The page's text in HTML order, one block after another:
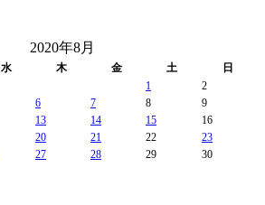
2020年8月
水 木 金 土
日
1
2
6 7 8
9
13 14 15
16
20 21 22
23
27 28 29
30